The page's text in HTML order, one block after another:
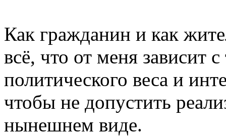
Как гражданин и как
всё, что от меня зависит
политического веса и
чтобы не допустить
нынешнем виде.